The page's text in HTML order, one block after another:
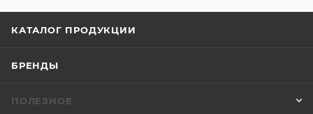
КАТАЛОГ ПРОДУКЦИИ
БРЕНДЫ
ПОЛЕЗНОЕ